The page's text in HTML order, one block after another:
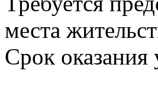
места
Срок оказания